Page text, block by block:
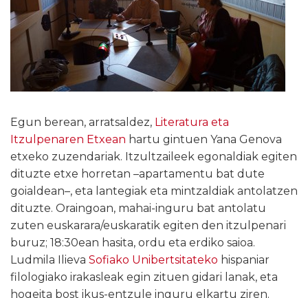
Egun berean, arratsaldez, Literatura eta
Itzulpenaren Etxean hartu gintuen Yana Genova
etxeko zuzendariak. Itzultzaileek egonaldiak egiten
dituzte etxe horretan –apartamentu bat dute
goialdean–, eta lantegiak eta mintzaldiak antolatzen
dituzte. Oraingoan, mahai-inguru bat antolatu
zuten euskarara/euskaratik egiten den itzulpenari
buruz; 18:30ean hasita, ordu eta erdiko saioa.
Ludmila Ilieva Sofiako Unibertsitateko hispaniar
filologiako irakasleak egin zituen gidari lanak, eta
hogeita bost ikus-entzule inguru elkartu ziren.